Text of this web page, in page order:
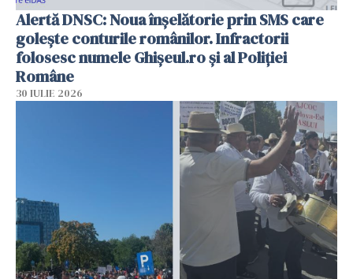
Alertă DNSC: Noua înșelătorie prin SMS care
golește conturile românilor. Infractorii
folosesc numele Ghișeul.ro și al Poliției
Române
30 IULIE 2026